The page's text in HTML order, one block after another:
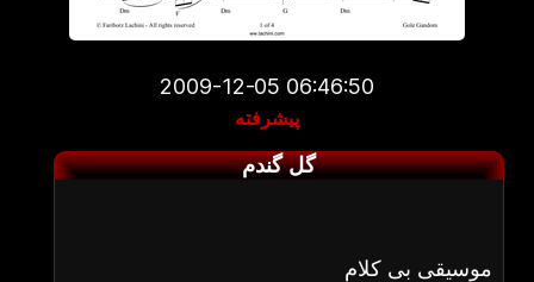
2009-12-05 06:46:50
پیشرفته
گل گندم
موسیقی بی کلام